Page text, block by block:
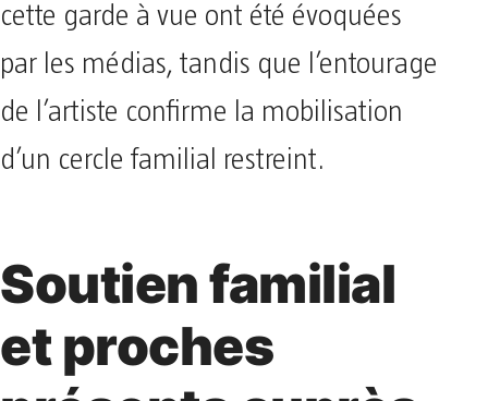
cette garde à vue ont été évoquées
par les médias, tandis que l’entourage
de l’artiste confirme la mobilisation
d’un cercle familial restreint.
Soutien familial
et proches